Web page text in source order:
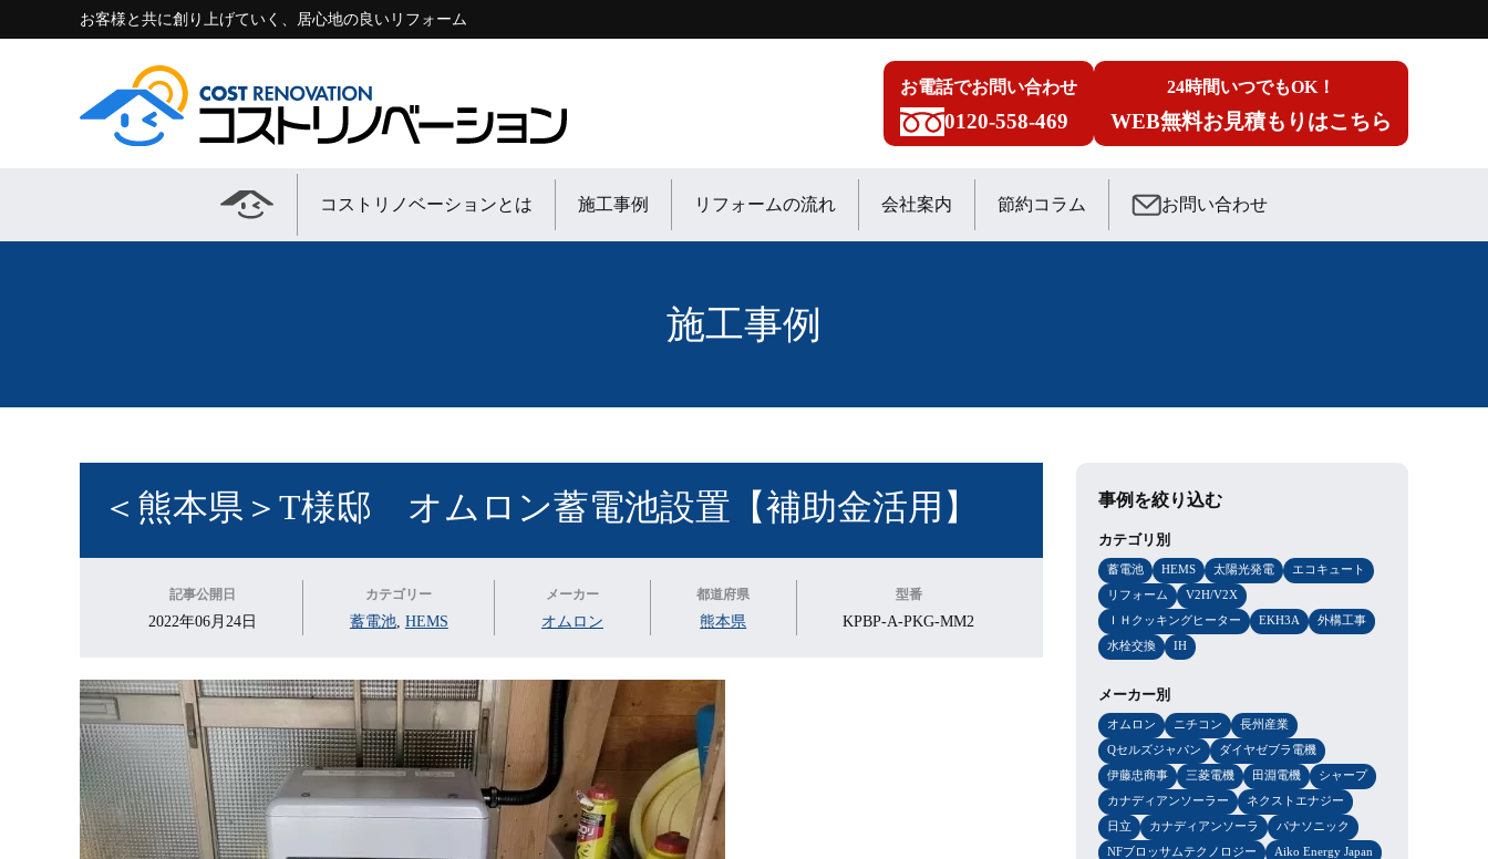
お客様と共に創り上げていく、居心地の良いリフォーム
お電話でお問い合わせ
0120-558-469
24時間いつでもOK！
WEB無料お見積もりはこちら
コストリノベーションとは 施工事例 リフォームの流れ 会社案内 節約コラム お問い合わせ
施工事例
＜熊本県＞T様邸 オムロン蓄電池設置【補助金活用】
記事公開日
2022年06月24日
カテゴリー
蓄電池, HEMS
メーカー
オムロン
都道府県
熊本県
型番
KPBP-A-PKG-MM2
事例を絞り込む
カテゴリ別
蓄電池 HEMS 太陽光発電
エコキュート
リフォーム
V2H/V2X
ＩＨクッキングヒーター
EKH3A
外構工事
水栓交換
IH
メーカー別
オムロン ニチコン
長州産業
Qセルズジャパン
ダイヤゼブラ電機
伊藤忠商事
三菱電機 田淵電機
シャープ
カナディアンソーラー
ネクストエナジー
日立
カナディアンソーラ
パナソニック
NFブロッサムテクノロジー
Aiko Energy Japan